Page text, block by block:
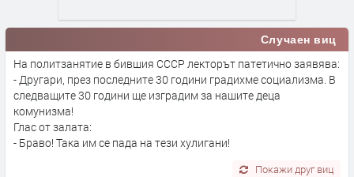
Случаен виц
На политзанятие в бившия СССР лекторът патетично заявява:
- Другари, през последните 30 години градихме социализма. В
следващите 30 години ще изградим за нашите деца
комунизма!
Глас от залата:
- Браво! Така им се пада на тези хулигани!
Покажи друг виц